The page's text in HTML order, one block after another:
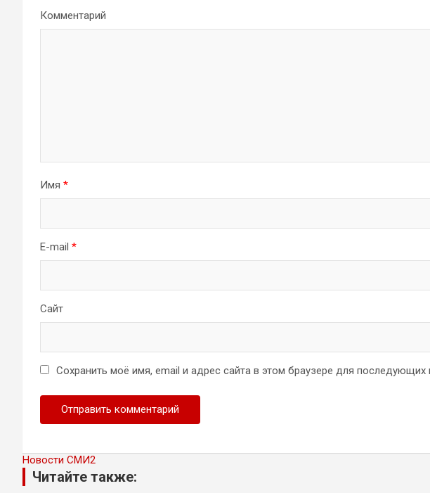
Комментарий
Имя *
E-mail *
Сайт
Сохранить моё имя, email и адрес сайта в этом браузере для последующих
Новости СМИ2
Читайте также: